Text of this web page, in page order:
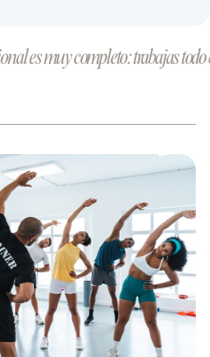
es muy completo: trabajas todo